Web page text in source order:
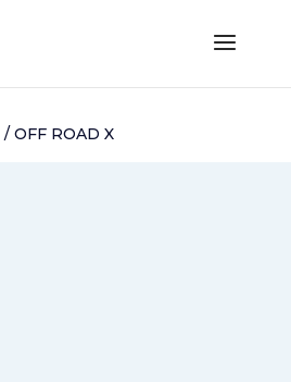
/ OFF ROAD X